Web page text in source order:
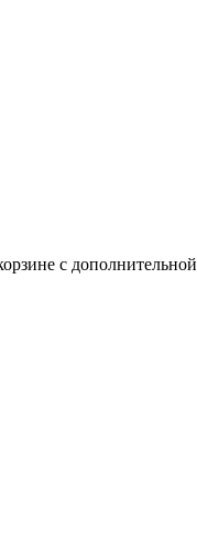
с дополнительной